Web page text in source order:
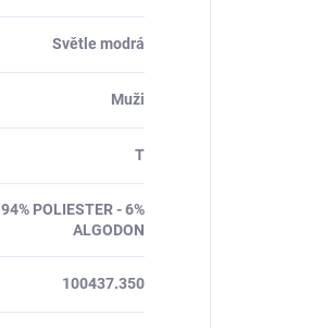
Světle modrá
Muži
T
94% POLIESTER - 6%
ALGODON
100437.350